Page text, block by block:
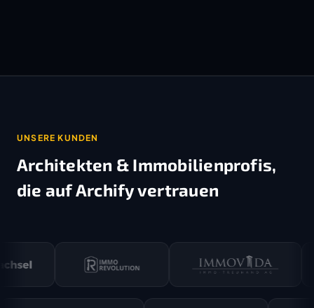
UNSERE KUNDEN
Architekten & Immobilienprofis,
die auf Archify vertrauen